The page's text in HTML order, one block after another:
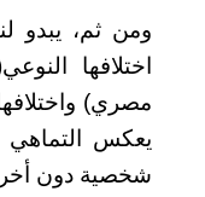
ومن ثم، يبدو
اختلافها
مصري)
يعكس التماهي
شخصية دون